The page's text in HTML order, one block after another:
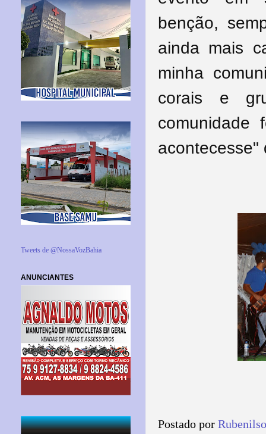
benção,
ainda mais
minha
corais e
comunidade
Postado por
Tweets de @NossaVozBahia
ANUNCIANTES